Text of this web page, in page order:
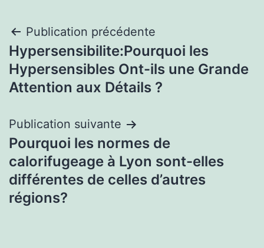
Navigation
de
l’article
Publication précédente
Hypersensibilite:Pourquoi les
Hypersensibles Ont-ils une Grande
Attention aux Détails ?
Publication suivante
Pourquoi les normes de
calorifugeage à Lyon sont-elles
différentes de celles d’autres
régions?